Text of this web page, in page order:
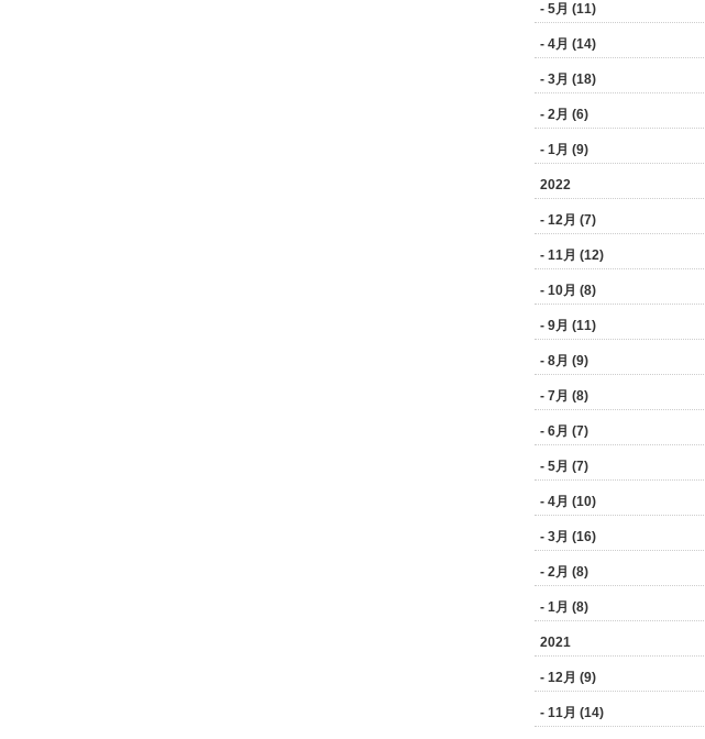
- 5月 (11)
- 4月 (14)
- 3月 (18)
- 2月 (6)
- 1月 (9)
2022
- 12月 (7)
- 11月 (12)
- 10月 (8)
- 9月 (11)
- 8月 (9)
- 7月 (8)
- 6月 (7)
- 5月 (7)
- 4月 (10)
- 3月 (16)
- 2月 (8)
- 1月 (8)
2021
- 12月 (9)
- 11月 (14)